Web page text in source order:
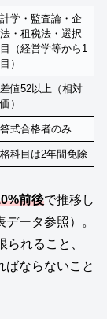
学・監査論・企
・租税法・選択
（経営学等から1
）
値52以上（相対
）
式合格者のみ
科目は2年間免除
前後で推移し
ータ参照）。
れること、
ばならないこと